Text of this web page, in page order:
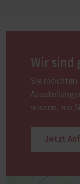
Wir sind
Sie möchten
wissen, wo
Jetzt